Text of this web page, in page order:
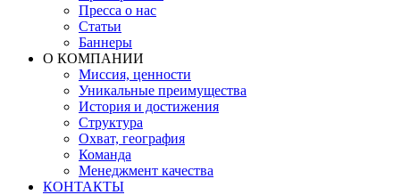
Пресса о нас
Статьи
Баннеры
О КОМПАНИИ
Миссия, ценности
Уникальные преимущества
История и достижения
Структура
Охват, география
Команда
Менеджмент качества
КОНТАКТЫ